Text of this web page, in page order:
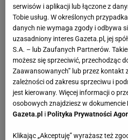
Blondwłosy, czerwone usta,
chyba nikomu nie trzeba
Monroe to legenda kina, ikona
pisać i pisać, jednak to nie
choć jeden film z jej udziałem
"Mężczyźni wolą blondynki"),
serwisów i aplikacji lub łączone z
Tobie usług. W określonych
danych nie wymaga zgody i odbywa
uzasadniony interes Gazeta.pl, jej
S.A. – lub Zaufanych Partnerów.
możesz się sprzeciwić, przechodząc
Zaawansowanych” lub przez kontakt
zależności od zakresu sprzeciwu i
jest kierowany. Więcej informacji o
osobowych znajdziesz w dokumencie
Gazeta.pl iPolityka Prywatności
Klikając „Akceptuję” wyrażasz też